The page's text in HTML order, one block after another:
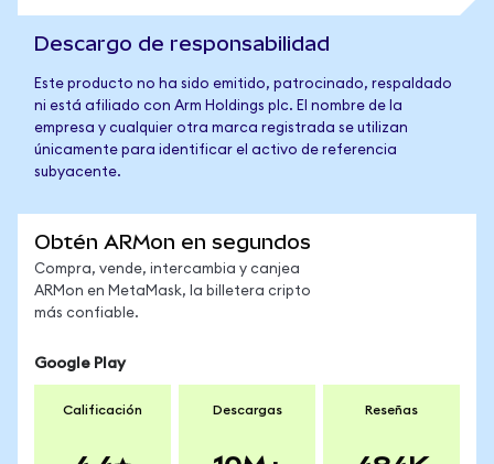
Descargo de responsabilidad
Este producto no ha sido emitido, patrocinado, respaldado
ni está afiliado con Arm Holdings plc. El nombre de la
empresa y cualquier otra marca registrada se utilizan
únicamente para identificar el activo de referencia
subyacente.
Obtén ARMon en segundos
Compra, vende, intercambia y canjea
ARMon en MetaMask, la billetera cripto
más confiable.
Google Play
Calificación Descargas Reseñas